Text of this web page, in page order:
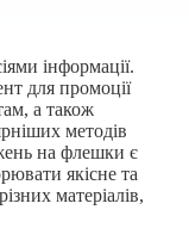
інформації.
для промоції
а також
методів
на флешки є
якісне та
матеріалів,